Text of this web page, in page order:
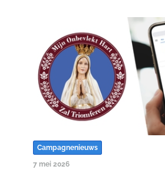
Campagnenieuws
7 mei 2026